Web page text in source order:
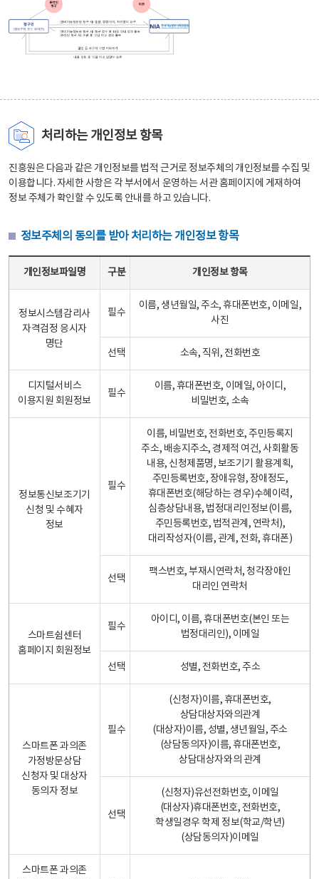
처리하는 개인정보 항목
진흥원은 다음과 같은 개인정보를 법적 근거로 정보주체의 개인정보를 수집 및
이용합니다. 자세한 사항은 각 부서에서 운영하는 서관 홈페이지에 게재하여
정보 주체가 확인할 수 있도록 안내를 하고 있습니다.
정보주체의 동의를 받아 처리하는 개인정보 항목
개인정보파일명 구분 개인정보 항목
정보시스템감리사
자격검정 응시자
명단
필수
이름, 생년월일, 주소, 휴대폰번호, 이메일,
사진
선택 소속, 직위, 전화번호
디지털서비스
이용지원 회원정보
필수
이름, 휴대폰번호, 이메일, 아이디,
비밀번호, 소속
정보통신보조기기
신청 및 수혜자
정보
필수
이름, 비밀번호, 전화번호, 주민등록지
주소, 배송지주소, 경제적 여건, 사회활동
내용, 신청제품명, 보조기기 활용계획,
주민등록번호, 장애유형, 장애정도,
휴대폰번호(해당하는 경우)수혜이력,
심층상담내용, 법정대리인정보(이름,
주민등록번호, 법적관계, 연락처),
대리작성자(이름, 관계, 전화, 휴대폰)
선택
팩스번호, 부재시연락처, 청각장애인
대리인 연락처
스마트쉼센터
홈페이지 회원정보
필수
아이디, 이름, 휴대폰번호(본인 또는
법정대리인), 이메일
선택 성별, 전화번호, 주소
스마트폰 과의존
가정방문상담
신청자 및 대상자
동의자 정보
필수
(신청자)이름, 휴대폰번호,
상담대상자와의관계
(대상자)이름, 성별, 생년월일, 주소
(상담동의자)이름, 휴대폰번호,
상담대상자와의 관계
선택
(신청자)유선전화번호, 이메일
(대상자)휴대폰번호, 전화번호,
학생일경우 학제 정보(학교/학년)
(상담동의자)이메일
스마트폰 과의존